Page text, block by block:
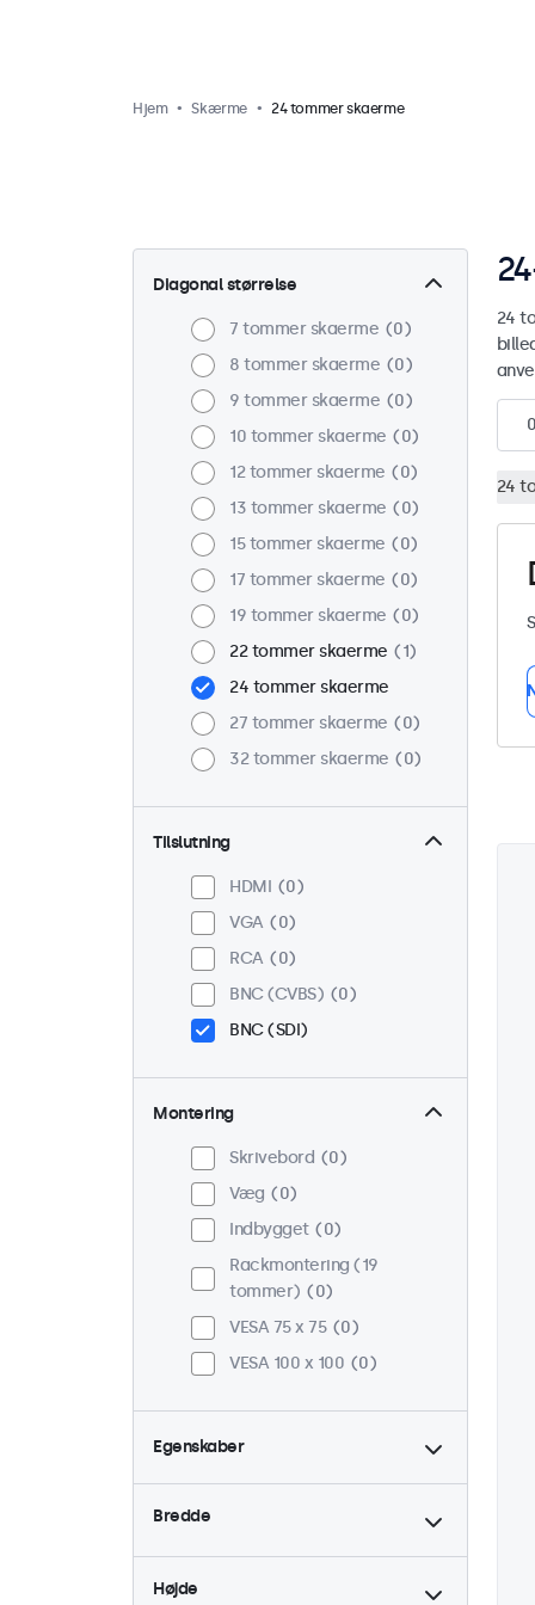
Hjem Skærme 24 tommer skaerme
Diagonal størrelse
7 tommer skaerme
0
8 tommer skaerme
0
9 tommer skaerme
0
10 tommer skaerme
0
12 tommer skaerme
0
13 tommer skaerme
0
15 tommer skaerme
0
17 tommer skaerme
0
19 tommer skaerme
0
22 tommer skaerme
1
24 tommer skaerme
27 tommer skaerme
0
32 tommer skaerme
0
Tilslutning
HDMI
0
VGA
0
RCA
0
BNC (CVBS)
0
BNC (SDI)
Montering
Skrivebord
0
Væg
0
Indbygget
0
Rackmontering (19
tommer)
0
VESA 75 x 75
0
VESA 100 x 100
0
Egenskaber
4:3 / 5:4
0
Dæmpbar
0
Bredde
Højde
24
0
24